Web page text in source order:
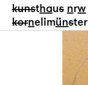
kunsthaus nrw
kornelimünster